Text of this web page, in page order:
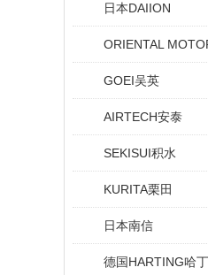
日本DAIION
ORIENTAL
GOEI吴英
AIRTECH安泰
SEKISUI积水
KURITA栗田
日本南信
德国HARTING哈丁